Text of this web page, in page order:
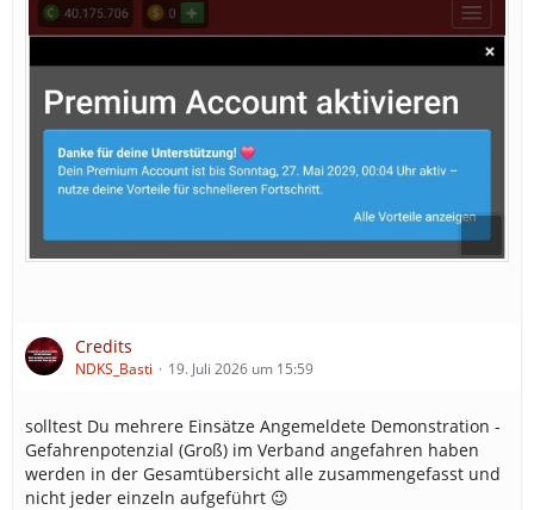
Credits
NDKS_Basti 19. Juli 2026 um 15:59
solltest Du mehrere Einsätze Angemeldete Demonstration -
Gefahrenpotenzial (Groß) im Verband angefahren haben
werden in der Gesamtübersicht alle zusammengefasst und
nicht jeder einzeln aufgeführt 😉